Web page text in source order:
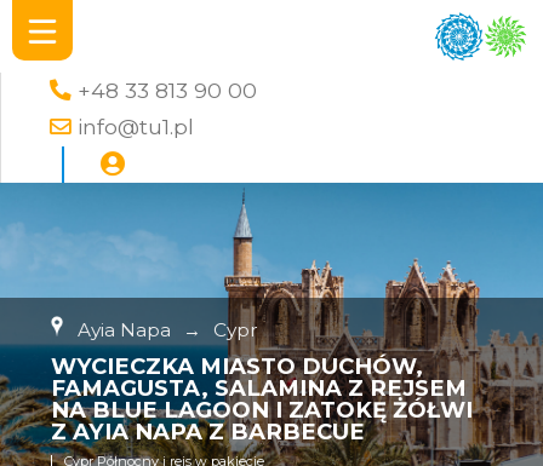
+48 33 813 90 00
info@tu1.pl
Ayia Napa → Cypr
WYCIECZKA MIASTO DUCHÓW,
FAMAGUSTA, SALAMINA Z REJSEM
NA BLUE LAGOON I ZATOKĘ ŻÓŁWI
Z AYIA NAPA Z BARBECUE
Cypr Północny i rejs w pakiecie